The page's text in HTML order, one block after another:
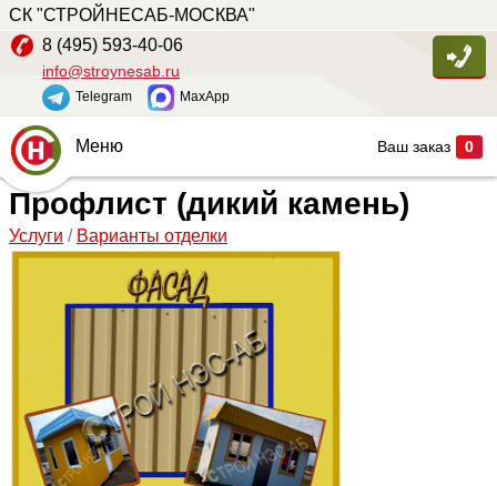
СК "СТРОЙНЕСАБ-МОСКВА"
8 (495) 593-40-06
info@stroynesab.ru
Telegram MaxApp
Ваш заказ 0
Главная
Каталог
Услуги
Наши работы
Сопутствующие товары
О компании
Контакты
Меню
Профлист (дикий камень)
Услуги / Варианты отделки